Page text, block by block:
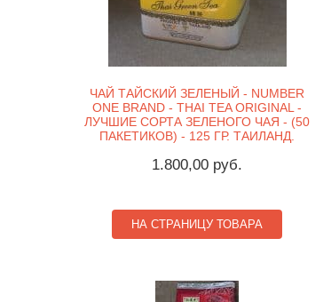
ЧАЙ ТАЙСКИЙ ЗЕЛЕНЫЙ - NUMBER
ONE BRAND - THAI TEA ORIGINAL -
ЛУЧШИЕ СОРТА ЗЕЛЕНОГО ЧАЯ - (50
ПАКЕТИКОВ) - 125 ГР. ТАИЛАНД.
1.800,00 руб.
НА СТРАНИЦУ ТОВАРА